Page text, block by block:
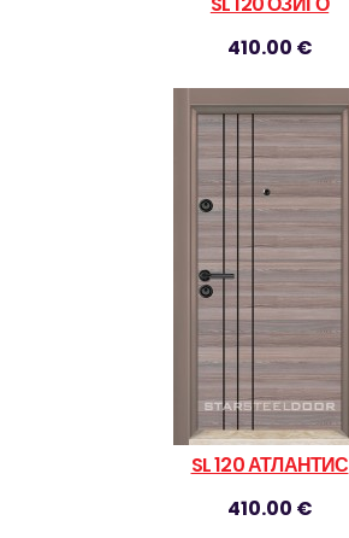
410.00 €
SL 120 АТЛАНТИС
410.00 €